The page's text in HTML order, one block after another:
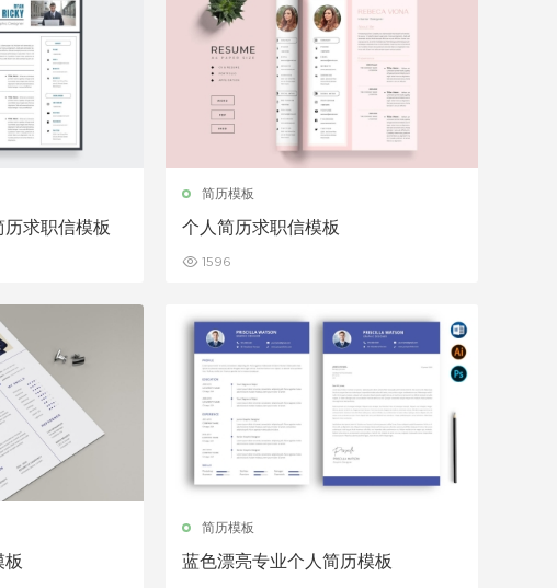
求职信模板
简历模板
个人简历求职信模板
1596
板
简历模板
蓝色漂亮专业个人简历模板